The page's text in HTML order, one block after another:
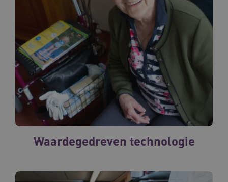
Waardegedreven technologie